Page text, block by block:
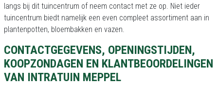
langs bij dit tuincentrum of neem contact met ze op. Niet ieder
tuincentrum biedt namelijk een even compleet assortiment aan in
plantenpotten, bloembakken en vazen.
CONTACTGEGEVENS, OPENINGSTIJDEN,
KOOPZONDAGEN EN KLANTBEOORDELINGEN
VAN INTRATUIN MEPPEL